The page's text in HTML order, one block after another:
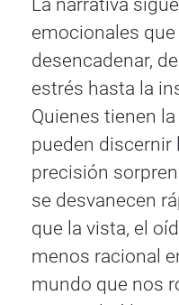
La narrativa
emocionales
desencadenar,
estrés hasta la
Quienes tienen
pueden
precisión
se desvanecen
que la vista, el
menos racional
mundo que nos